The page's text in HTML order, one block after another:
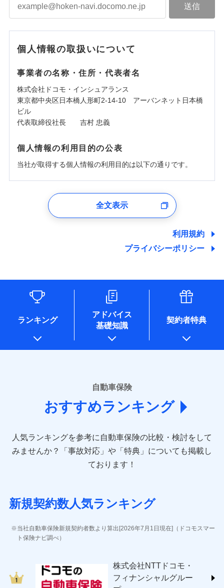
個人情報の取扱いについて
事業者の名称・住所・代表者名
株式会社ドコモ・インシュアランス
東京都中央区日本橋人形町2-14-10 アーバンネット日本橋
ビル
代表取締役社長 吉村 忠義
個人情報の利用目的の公表
当社が取得する個人情報の利用目的は以下の通りです。
ユーザー登録受付および、管理のため
しくは委託を受けている保険会社・提携会社の保険その他に
関する情報を提供し、金融商品等の契約を勧奨するため、ま
た維持管理等の委託業務遂行のため、またそれらに付帯、関
情報を取引のある他の保険会社の商品・サービスをご提案す
るために利用させていただくことがあります。）
各種セミナーの開催のため
コンサルティングサービスの実施のため
アンケートやキャンペーン等の実施のため
上記に係る案内・手続き・管理等付帯業務を行うため
* 当社が委託を受けている保険会社の情報は、保険会社のホ
ームページに掲載しておりますので、ご確認ください。
あいおいニッセイ同和損害保険株式会社
(https://www.aioinissaydowa.co.jp/)
アクサ損害保険株式会社 (https://www.axa-
direct.co.jp/)
sompo.co.jp/)
東京海上ダイレクト損害保険株式会社 (https://www.e-
AIG損害保険株式会社 (https://www.aig.co.jp/sonpo)
ジェイアイ傷害火災保険株式会社
ソニー損害保険株式会社
(https://www.sonysonpo.co.jp/)
ＳＯＭＰＯダイレクト損害保険株式会社
(https://www.sompo-direct.co.jp/)
全文表示
利用規約
プライバシーポリシー
ランキング
アドバイス
基礎知識
契約者特典
自動車保険
おすすめランキング
人気ランキングを参考に自動車保険の比較・検討をして
みませんか？
「事故対応」や「特典」についても掲載し
ております！
新規契約数人気ランキング
当社自動車保険新規契約者数より算出[2026年7月1日現在]（ドコモスマー
ト保険ナビ調べ）
株式会社NTTドコモ・
フィナンシャルグルー